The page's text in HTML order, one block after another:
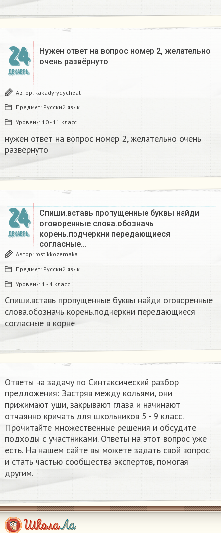
24
ДЕКАБРЬ
Нужен ответ на вопрос номер 2, желательно
очень развёрнуто
Автор: kakadyrydycheat
Предмет: Русский язык
Уровень: 10 - 11 класс
нужен ответ на вопрос номер 2, желательно очень
развёрнуто
24
ДЕКАБРЬ
Спиши.вставь пропущенные буквы найди
оговоренные слова.обозначь
корень.подчеркни передающиеся
согласные…
Автор: rostikkozemaka
Предмет: Русский язык
Уровень: 1 - 4 класс
Спиши.вставь пропущенные буквы найди оговоренные
слова.обозначь корень.подчеркни передающиеся
согласные в корне
Ответы на задачу по Синтаксический разбор
предложения: Застряв между кольями, они
прижимают уши, закрывают глаза и начинают
отчаянно кричать​ для школьников 5 - 9 класс.
Прочитайте множественные решения и обсудите
подходы с участниками. Ответы на этот вопрос уже
есть. На нашем сайте вы можете задать свой вопрос
и стать частью сообщества экспертов, помогая
другим.